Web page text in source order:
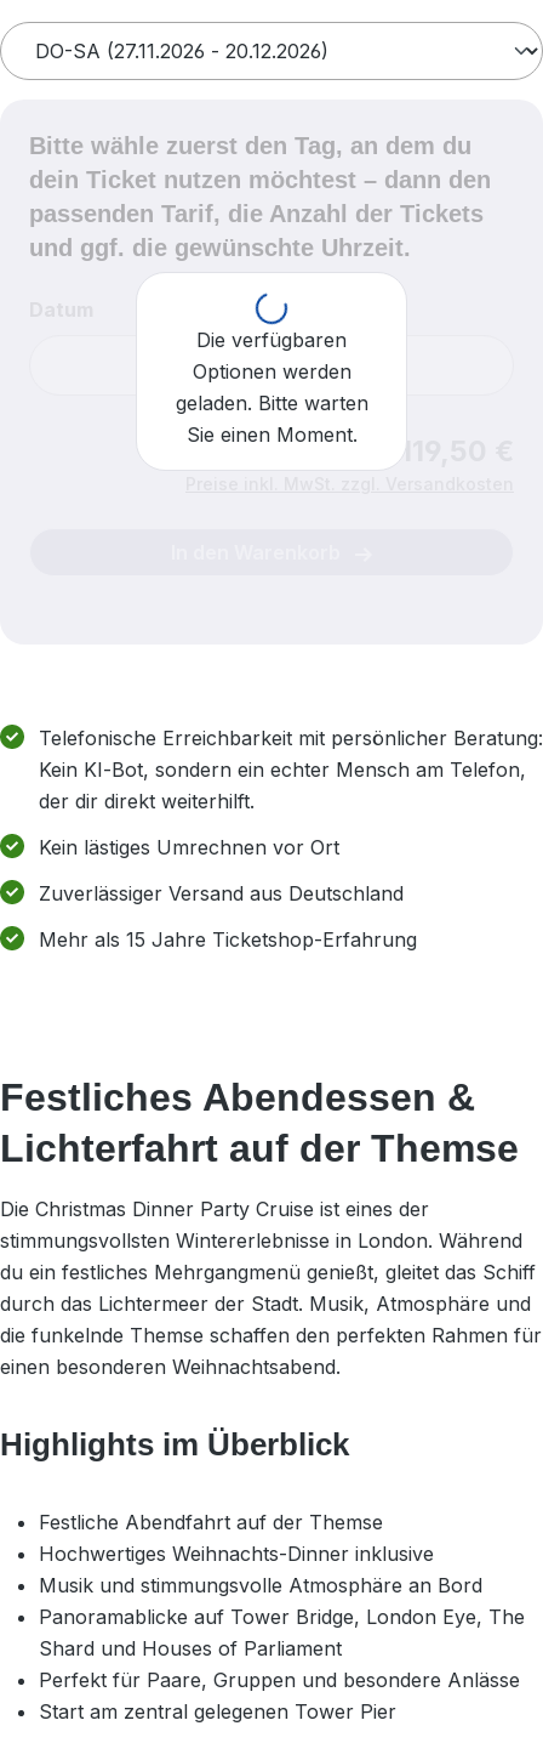
Bitte wähle zuerst den Tag, an dem du
dein Ticket nutzen möchtest – dann den
passenden Tarif, die Anzahl der Tickets
und ggf. die gewünschte Uhrzeit.
Für heute sind keine Einlasszeiten mehr
Ab 119,50 €
Loading...
Die verfügbaren
Optionen werden
geladen. Bitte warten
Sie einen Moment.
Telefonische Erreichbarkeit mit persönlicher Beratung:
Kein KI‑Bot, sondern ein echter Mensch am Telefon,
der dir direkt weiterhilft.
Kein lästiges Umrechnen vor Ort
Zuverlässiger Versand aus Deutschland
Mehr als 15 Jahre Ticketshop-Erfahrung
Festliches Abendessen &
Lichterfahrt auf der Themse
Die Christmas Dinner Party Cruise ist eines der
stimmungsvollsten Wintererlebnisse in London. Während
du ein festliches Mehrgangmenü genießt, gleitet das Schiff
durch das Lichtermeer der Stadt. Musik, Atmosphäre und
die funkelnde Themse schaffen den perfekten Rahmen für
einen besonderen Weihnachtsabend.
Highlights im Überblick
Festliche Abendfahrt auf der Themse
Hochwertiges Weihnachts-Dinner inklusive
Musik und stimmungsvolle Atmosphäre an Bord
Panoramablicke auf Tower Bridge, London Eye, The
Shard und Houses of Parliament
Perfekt für Paare, Gruppen und besondere Anlässe
Start am zentral gelegenen Tower Pier